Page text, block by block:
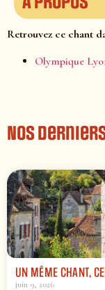
Retrouvez ce chant
Olympique
Nos
UN MÊME CHANT,
juin 9, 2026